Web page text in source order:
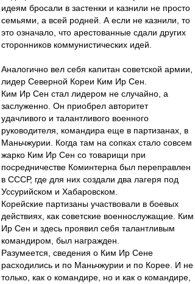
идеям бросали в застенки и казнили не просто
семьями, а всей родней. А если не казнили, то
это означало, что арестованные сдали других
сторонников коммунистических идей.
Аналогично вел себя капитан советской армии,
лидер Северной Кореи Ким Ир Сен.
Ким Ир Сен стал лидером не случайно, а
заслуженно. Он приобрел авторитет
удачливого и талантливого военного
руководителя, командира еще в партизанах, в
Маньчжурии. Когда там на сопках стало совсем
жарко Ким Ир Сен со товарищи при
посредничестве Коминтерна был переправлен
в СССР, где для них создали два лагеря под
Уссурийском и Хабаровском.
Корейские партизаны участвовали в боевых
действиях, как советские военнослужащие. Ким
Ир Сен и здесь проявил себя талантливым
командиром, был награжден.
Разумеется, сведения о Ким Ир Сене
расходились и по Маньчжурии и по Корее. И не
только, как о командире, но и как о командире,